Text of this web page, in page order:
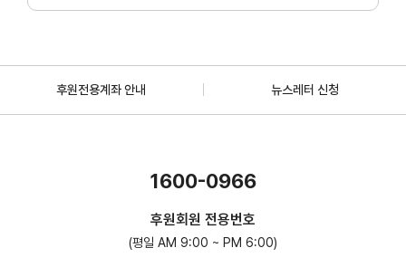
후원전용계좌 안내 뉴스레터 신청
1600-0966
후원회원 전용번호
(평일 AM 9:00 ~ PM 6:00)